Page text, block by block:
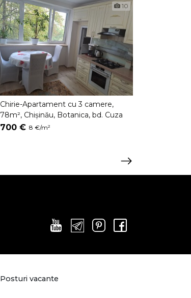
10
Chirie-Apartament cu 3 camere,
78m², Chișinău, Botanica, bd. Cuza
Vodă
700 € 8 €/m²
Posturi vacante